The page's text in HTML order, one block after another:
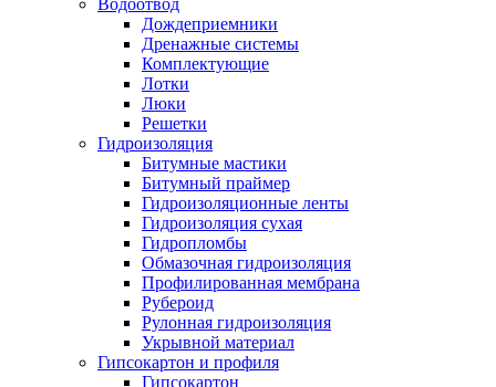
Водоотвод
Дождеприемники
Дренажные системы
Комплектующие
Лотки
Люки
Решетки
Гидроизоляция
Битумные мастики
Битумный праймер
Гидроизоляционные ленты
Гидроизоляция сухая
Гидропломбы
Обмазочная гидроизоляция
Профилированная мембрана
Рубероид
Рулонная гидроизоляция
Укрывной материал
Гипсокартон и профиля
Гипсокартон